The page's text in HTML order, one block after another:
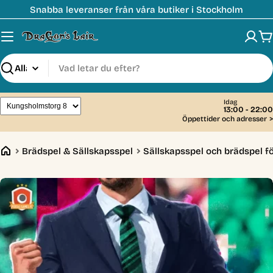
till
innehåll
Snabba leveranser från våra butiker i Stockholm
Sök
Idag
13:00 - 22:00
Öppettider och adresser >
Brädspel & Sällskapsspel Sällskapsspel och brädspel